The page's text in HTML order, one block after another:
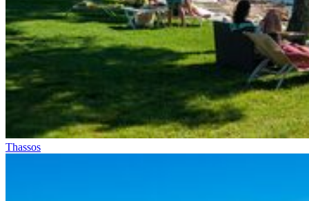
Thassos